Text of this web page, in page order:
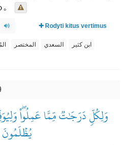
Rodyti kitus vertimus
المختصر السعدي
ابن كثير
وَلِكُلّٖ دَرَجَٰتٞ مِّمَّا عَمِلُواْۖ
يُظۡلَمُونَ